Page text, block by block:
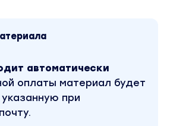
или паттернов
«Умное тело» мы будем
телу на новый
мышцы,
мобильность суставам
автоматически
оплаты материал будет
при